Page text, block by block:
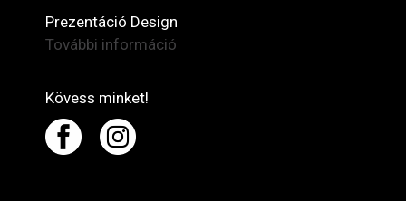
Prezentáció Design
További információ
Kövess minket!